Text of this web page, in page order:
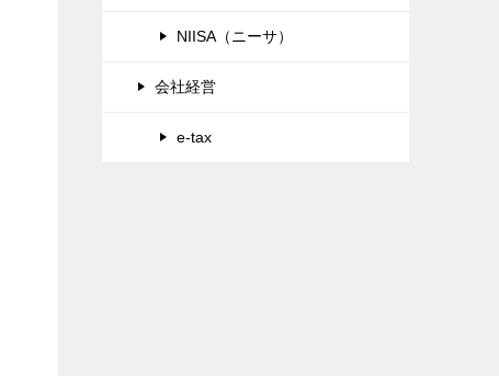
NIISA（ニーサ）
会社経営
e-tax